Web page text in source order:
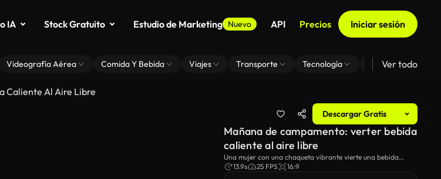
IA Stock Gratuito Estudio de Marketing Nuevo API Precios Iniciar sesión
Videografía Aérea Comida Y Bebida Viajes Transporte Tecnología Zoom De Fondo
Ver todo
Caliente Al Aire Libre
Descargar Gratis
Mañana de campamento: verter bebida
caliente al aire libre
Una mujer con una chaqueta vibrante vierte una bebida
humeante de un matraz mientras está sentada en una mesa
13.9s 25 FPS 16:9